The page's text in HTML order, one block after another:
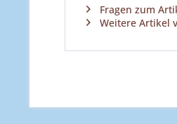
Fragen zum
Weitere Artikel